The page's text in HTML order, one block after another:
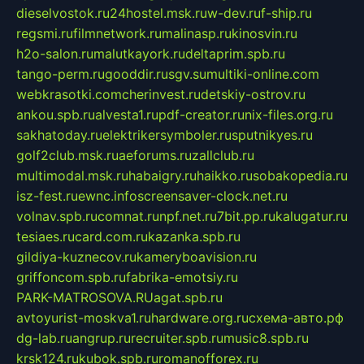
dieselvostok.ru24hostel.msk.ruw-dev.ruf-ship.ru
regsmi.rufilmnetwork.rumalinasp.rukinosvin.ru
h2o-salon.rumalutkayork.rudeltaprim.spb.ru
tango-perm.rugooddir.rusgv.sumultiki-online.com
webkrasotki.comcherinvest.rudetskiy-ostrov.ru
ankou.spb.rualvesta1.rupdf-creator.runix-files.org.ru
sakhatoday.ruelektrikersymboler.rusputnikyes.ru
golf2club.msk.ruaeforums.ruzallclub.ru
multimodal.msk.ruhabaigry.ruhaikko.rusobakopedia.ru
isz-fest.ruewnc.infoscreensaver-clock.net.ru
volnav.spb.rucomnat.runpf.net.ru7bit.pp.rukalugatur.ru
tesiaes.rucard.com.rukazanka.spb.ru
gildiya-kuznecov.rukameryboavision.ru
griffoncom.spb.rufabrika-emotsiy.ru
PARK-MATROSOVA.RUagat.spb.ru
avtoyurist-moskva1.ruhardware.org.ruсхема-авто.рф
dg-lab.ruangrup.rurecruiter.spb.rumusic8.spb.ru
krsk124.rukubok.spb.ruromanofforex.ru